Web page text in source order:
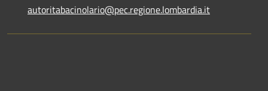
autoritabacinolario@pec.regione.lombardia.it